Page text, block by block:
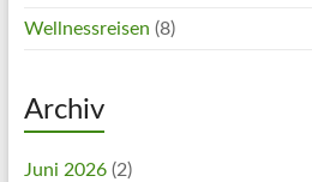
Wellnessreisen (8)
Archiv
Juni 2026(2)